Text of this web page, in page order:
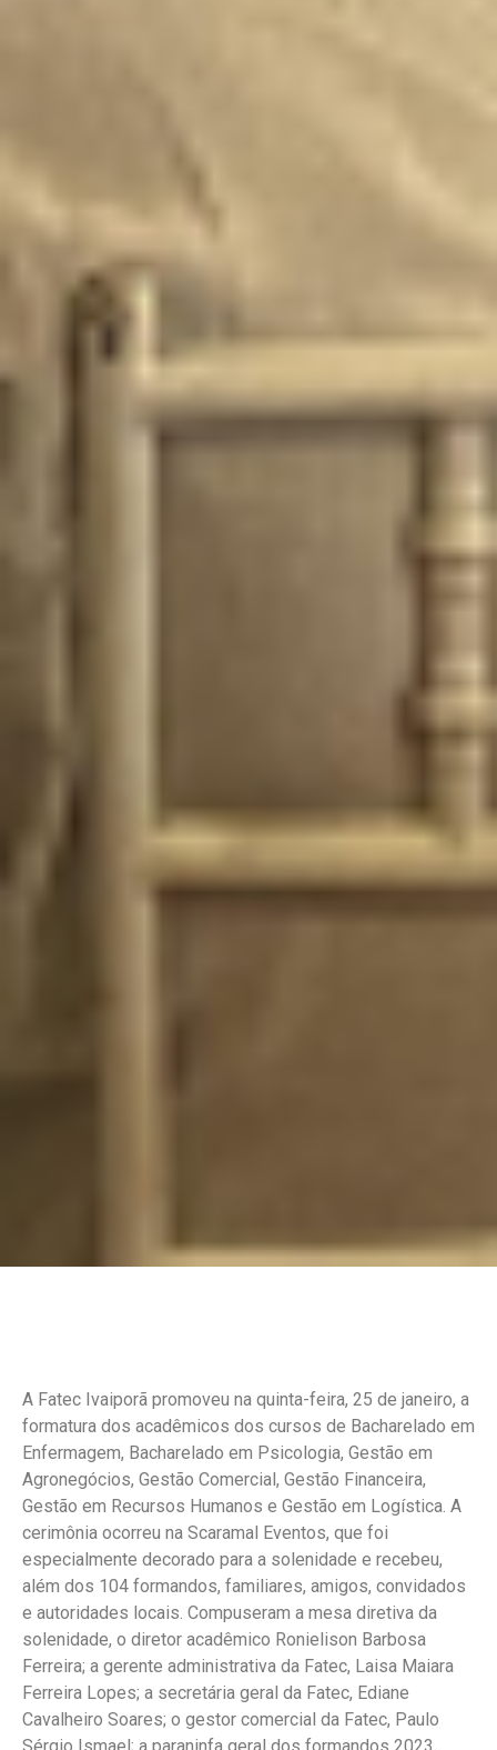
A Fatec Ivaiporã promoveu na quinta-feira, 25 de janeiro, a
formatura dos acadêmicos dos cursos de Bacharelado em
Enfermagem, Bacharelado em Psicologia, Gestão em
Agronegócios, Gestão Comercial, Gestão Financeira,
Gestão em Recursos Humanos e Gestão em Logística. A
cerimônia ocorreu na Scaramal Eventos, que foi
especialmente decorado para a solenidade e recebeu,
além dos 104 formandos, familiares, amigos, convidados
e autoridades locais. Compuseram a mesa diretiva da
solenidade, o diretor acadêmico Ronielison Barbosa
Ferreira; a gerente administrativa da Fatec, Laisa Maiara
Ferreira Lopes; a secretária geral da Fatec, Ediane
Cavalheiro Soares; o gestor comercial da Fatec, Paulo
Sérgio Ismael; a paraninfa geral dos formandos 2023,